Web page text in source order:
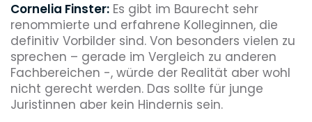
Cornelia Finster: Es gibt im Baurecht sehr
renommierte und erfahrene Kolleginnen, die
definitiv Vorbilder sind. Von besonders vielen zu
sprechen – gerade im Vergleich zu anderen
Fachbereichen -, würde der Realität aber wohl
nicht gerecht werden. Das sollte für junge
Juristinnen aber kein Hindernis sein.